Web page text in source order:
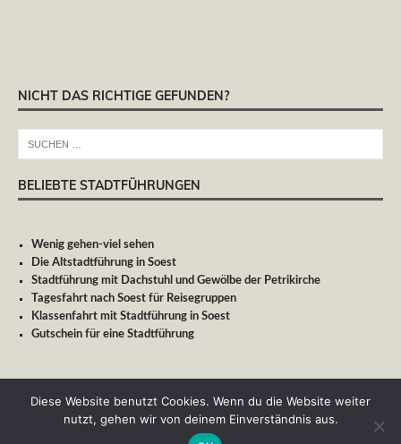
NICHT DAS RICHTIGE GEFUNDEN?
BELIEBTE STADTFÜHRUNGEN
Wenig gehen-viel sehen
Die Altstadtführung in Soest
Stadtführung mit Dachstuhl und Gewölbe der Petrikirche
Tagesfahrt nach Soest für Reisegruppen
Klassenfahrt mit Stadtführung in Soest
Gutschein für eine Stadtführung
Diese Website benutzt Cookies. Wenn du die Website weiter
nutzt, gehen wir von deinem Einverständnis aus.